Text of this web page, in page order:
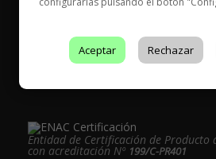
Entidad de Certificación de Producto
con acreditación Nº 199/C-PR401
Aceptar Rechazar